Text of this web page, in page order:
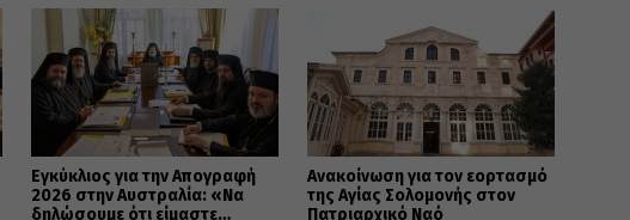
Εγκύκλιος για την Απογραφή
2026 στην Αυστραλία: «Να
δηλώσουμε ότι είμαστε
Ανακοίνωση για τον εορτασμό
της Αγίας Σολομονής στον
Πατριαρχικό Ναό